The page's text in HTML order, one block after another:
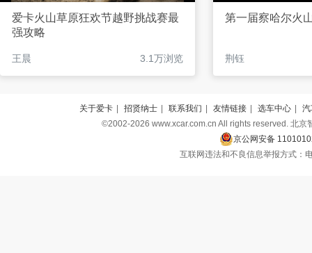
爱卡火山草原狂欢节越野挑战赛最
强攻略
王晨 3.1万浏览
第一届察哈尔火
荆钰
关于爱卡 招贤纳士 联系我们 友情链接 选车中心
©2002-2026 www.xcar.com.cn All rights reserved. 北京
京公网安备
互联网违法和不良信息举报方式：